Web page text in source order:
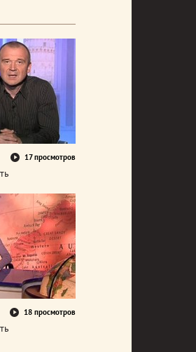
17 просмотров
18 просмотров